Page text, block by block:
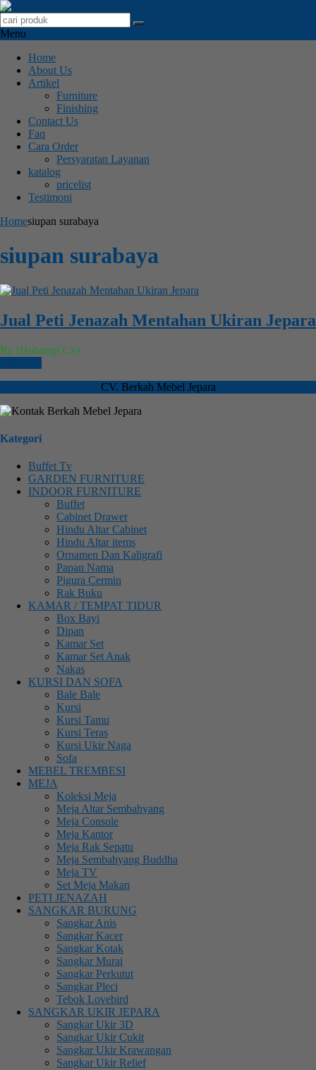
Menu
Home
About Us
Artikel
Furniture
Finishing
Contact Us
Faq
Cara Order
Persyaratan Layanan
katalog
pricelist
Testimoni
Homesiupan surabaya
siupan surabaya
Jual Peti Jenazah Mentahan Ukiran Jepara
Rp (Hubungi CS)
CV. Berkah Mebel Jepara
Kategori
Buffet Tv
GARDEN FURNITURE
INDOOR FURNITURE
Buffet
Cabinet Drawer
Hindu Altar Cabinet
Hindu Altar items
Ornamen Dan Kaligrafi
Papan Nama
Pigura Cermin
Rak Buku
KAMAR / TEMPAT TIDUR
Box Bayi
Dipan
Kamar Set
Kamar Set Anak
Nakas
KURSI DAN SOFA
Bale Bale
Kursi
Kursi Tamu
Kursi Teras
Kursi Ukir Naga
Sofa
MEBEL TREMBESI
MEJA
Koleksi Meja
Meja Altar Sembahyang
Meja Console
Meja Kantor
Meja Rak Sepatu
Meja Sembahyang Buddha
Meja TV
Set Meja Makan
PETI JENAZAH
SANGKAR BURUNG
Sangkar Anis
Sangkar Kacer
Sangkar Kotak
Sangkar Murai
Sangkar Perkutut
Sangkar Pleci
Tebok Lovebird
SANGKAR UKIR JEPARA
Sangkar Ukir 3D
Sangkar Ukir Cukit
Sangkar Ukir Krawangan
Sangkar Ukir Relief